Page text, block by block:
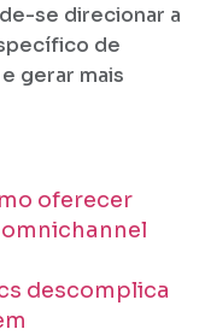
se direcionar a
de
gerar mais
oferecer
descomplica